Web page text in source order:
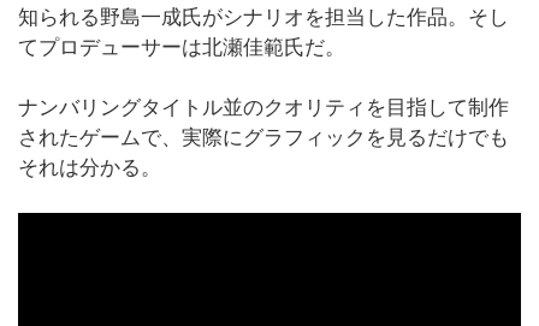
知られる野島一成氏がシナリオを担当した作品。そし
てプロデューサーは北瀬佳範氏だ。
ナンバリングタイトル並のクオリティを目指して制作
されたゲームで、実際にグラフィックを見るだけでも
それは分かる。